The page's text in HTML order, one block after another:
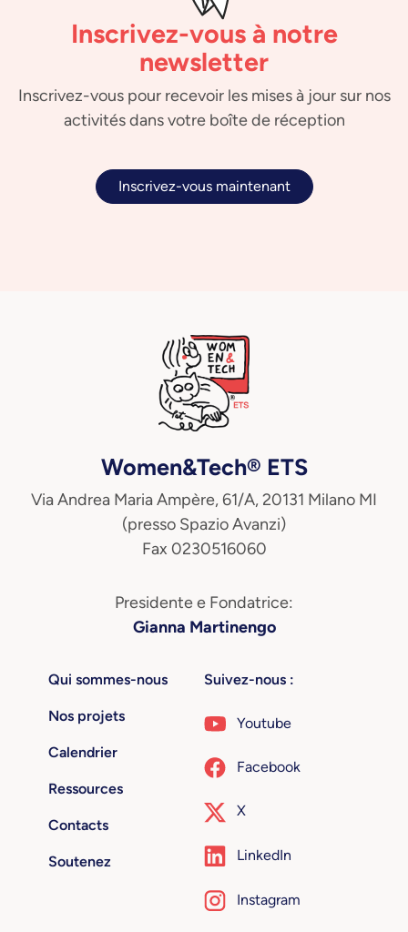
Inscrivez-vous à notre
newsletter
Inscrivez-vous pour recevoir les mises à jour sur nos
activités dans votre boîte de réception
Inscrivez-vous maintenant
Women&Tech® ETS
Via Andrea Maria Ampère, 61/A, 20131 Milano MI
(presso Spazio Avanzi)
Fax 0230516060
Presidente e Fondatrice:
Gianna Martinengo
Qui sommes-nous
Nos projets
Calendrier
Ressources
Contacts
Soutenez
Suivez-nous :
Youtube
Facebook
X
LinkedIn
Instagram